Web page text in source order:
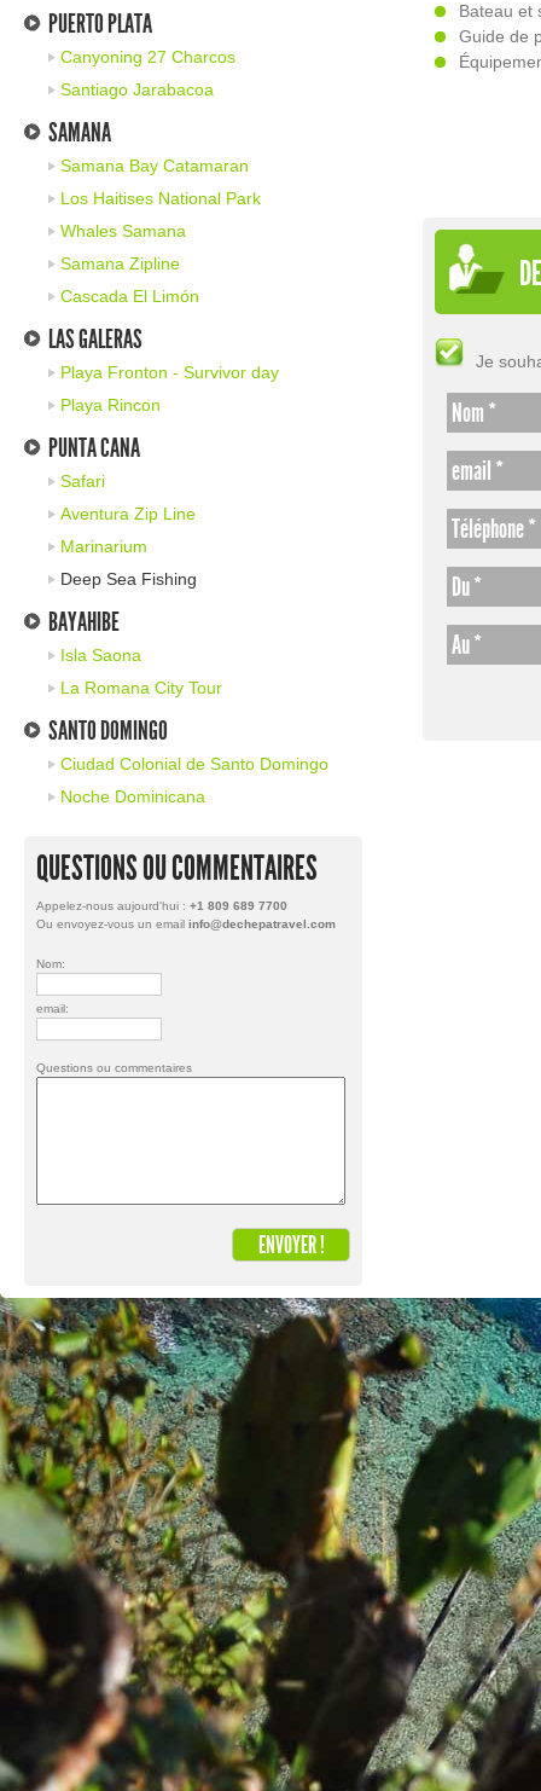
PUERTO PLATA
Canyoning 27 Charcos
Santiago Jarabacoa
SAMANA
Samana Bay Catamaran
Los Haitises National Park
Whales Samana
Samana Zipline
Cascada El Limón
LAS GALERAS
Playa Fronton - Survivor day
Playa Rincon
PUNTA CANA
Safari
Aventura Zip Line
Marinarium
Deep Sea Fishing
BAYAHIBE
Isla Saona
La Romana City Tour
SANTO DOMINGO
Ciudad Colonial de Santo Domingo
Noche Dominicana
QUESTIONS OU COMMENTAIRES
Appelez-nous aujourd'hui : +1 809 689 7700
Ou envoyez-vous un email info@dechepatravel.com
Nom:
email:
Questions ou commentaires
Bateau et
Guide de
Je
Nom *
email *
Téléphone *
Du *
Au *